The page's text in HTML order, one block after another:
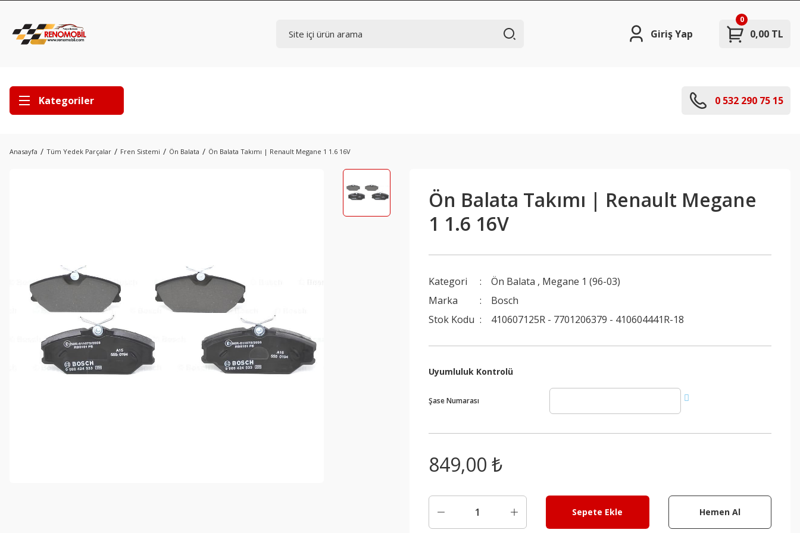
Giriş Yap 0,00 TL
0
Kategoriler 0 532 290 75 15
Anasayfa Tüm Yedek Parçalar Fren Sistemi Ön Balata Ön Balata Takımı | Renault Megane 1 1.6 16V
Ön Balata Takımı | Renault Megane
1 1.6 16V
Kategori Ön Balata , Megane 1 (96-03)
Marka
Bosch
Stok Kodu
410607125R - 7701206379 - 410604441R-18
Uyumluluk Kontrolü
Şase Numarası
849,00 ₺
Sepete Ekle Hemen Al